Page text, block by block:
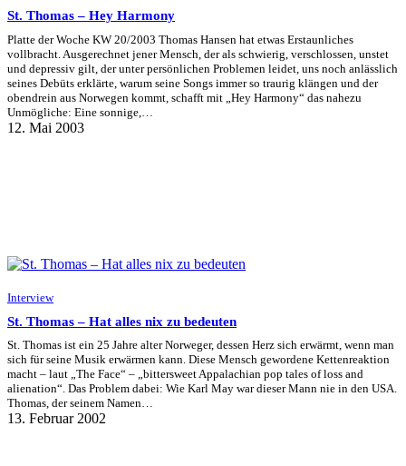
St. Thomas – Hey Harmony
Platte der Woche KW 20/2003 Thomas Hansen hat etwas Erstaunliches
vollbracht. Ausgerechnet jener Mensch, der als schwierig, verschlossen, unstet
und depressiv gilt, der unter persönlichen Problemen leidet, uns noch anlässlich
seines Debüts erklärte, warum seine Songs immer so traurig klängen und der
obendrein aus Norwegen kommt, schafft mit „Hey Harmony“ das nahezu
Unmögliche: Eine sonnige,…
12. Mai 2003
Interview
St. Thomas – Hat alles nix zu bedeuten
St. Thomas ist ein 25 Jahre alter Norweger, dessen Herz sich erwärmt, wenn man
sich für seine Musik erwärmen kann. Diese Mensch gewordene Kettenreaktion
macht – laut „The Face“ – „bittersweet Appalachian pop tales of loss and
alienation“. Das Problem dabei: Wie Karl May war dieser Mann nie in den USA.
Thomas, der seinem Namen…
13. Februar 2002